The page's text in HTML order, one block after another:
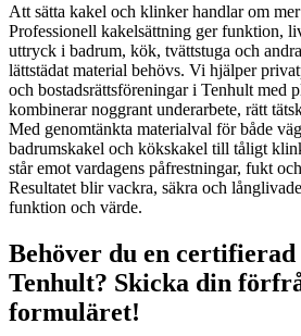
Att sätta kakel och klinker handlar om mer
Professionell kakelsättning ger funktion,
uttryck i badrum, kök, tvättstuga och
lättstädat material behövs. Vi hjälper
och bostadsrättsföreningar i Tenhult med
kombinerar noggrant underarbete, rätt
Med genomtänkta materialval för både
badrumskakel och kökskakel till tåligt
står emot vardagens påfrestningar, fukt
Resultatet blir vackra, säkra och
funktion och värde.
Behöver du en
Tenhult? Skicka din
formuläret!